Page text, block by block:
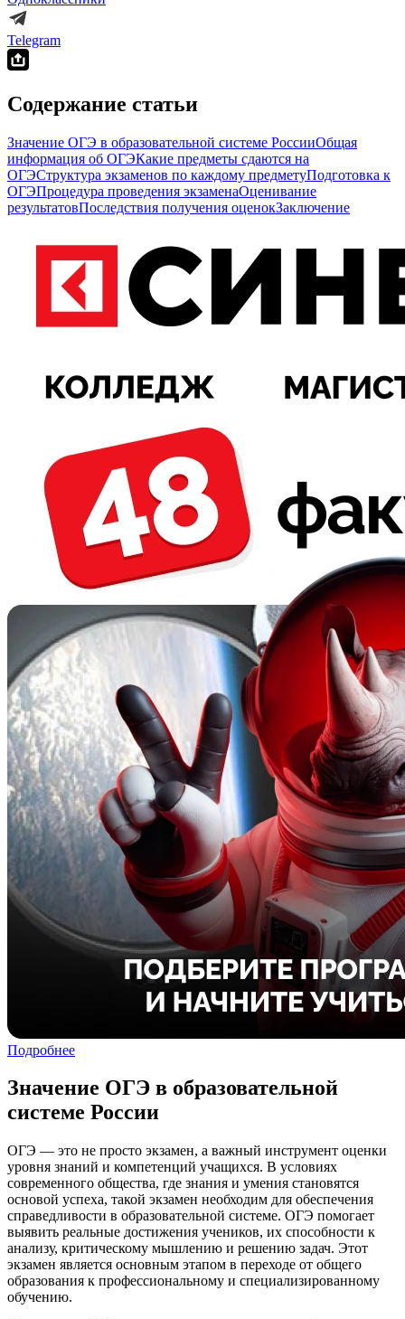
Telegram
Содержание статьи
Значение ОГЭ в образовательной системе РоссииОбщая
информация об ОГЭКакие предметы сдаются на
ОГЭСтруктура экзаменов по каждому предметуПодготовка к
ОГЭПроцедура проведения экзаменаОценивание
результатовПоследствия получения оценокЗаключение
Подробнее
Значение ОГЭ в образовательной
системе России
ОГЭ — это не просто экзамен, а важный инструмент оценки
уровня знаний и компетенций учащихся. В условиях
современного общества, где знания и умения становятся
основой успеха, такой экзамен необходим для обеспечения
справедливости в образовательной системе. ОГЭ помогает
выявить реальные достижения учеников, их способности к
анализу, критическому мышлению и решению задач. Этот
экзамен является основным этапом в переходе от общего
образования к профессиональному и специализированному
обучению.